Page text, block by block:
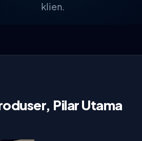
klien.
Pilar Utama